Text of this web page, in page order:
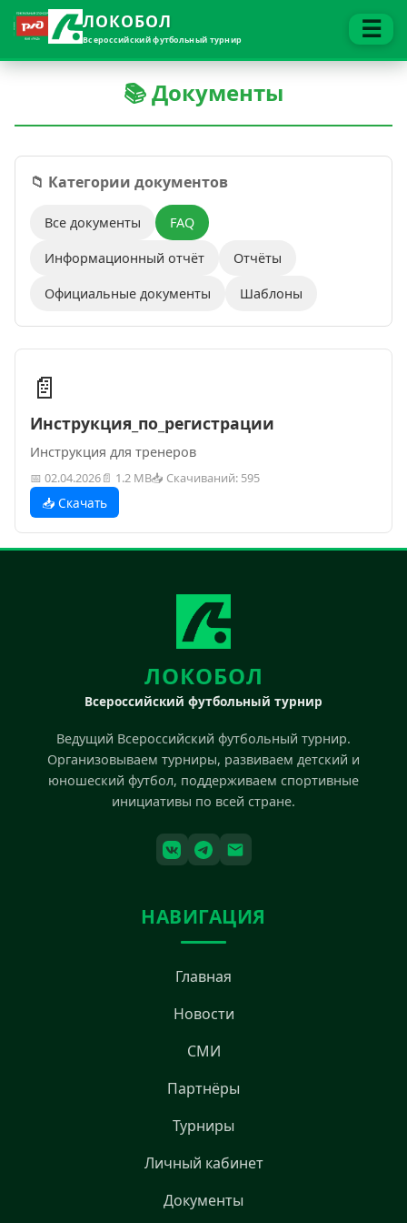
ЛОКОБОЛ
Всероссийский футбольный турнир ☰
📚 Документы
📁 Категории документов
Все документы FAQ
Информационный отчёт Отчёты
Официальные документы Шаблоны
📄
Инструкция_по_регистрации
Инструкция для тренеров
📅 02.04.2026📄 1.2 MB📥 Скачиваний: 595
📥 Скачать
ЛОКОБОЛ
Всероссийский футбольный турнир
Ведущий Всероссийский футбольный турнир.
Организовываем турниры, развиваем детский и
юношеский футбол, поддерживаем спортивные
инициативы по всей стране.
НАВИГАЦИЯ
Главная
Новости
СМИ
Партнёры
Турниры
Личный кабинет
Документы